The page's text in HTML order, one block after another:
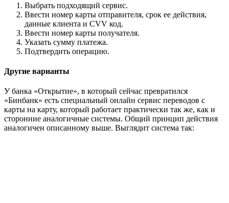
Выбрать подходящий сервис.
Ввести номер карты отправителя, срок ее действия,
данные клиента и CVV код.
Ввести номер карты получателя.
Указать сумму платежа.
Подтвердить операцию.
Другие варианты
У банка «Открытие», в который сейчас превратился
«Бинбанк» есть специальный онлайн сервис переводов с
карты на карту, который работает практически так же, как и
сторонние аналогичные системы. Общий принцип действия
аналогичен описанному выше. Выглядит система так: